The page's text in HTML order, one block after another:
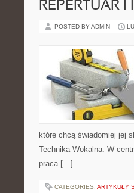
REPERTUAR I
POSTED BY ADMIN
które chcą świadomiej jej
Technika Wokalna. W
praca […]
CATEGORIES: ARTYKUŁY